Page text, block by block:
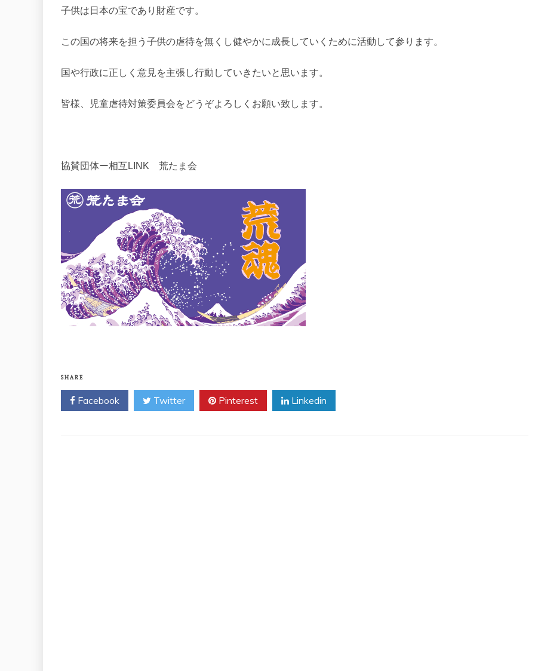
子供は日本の宝であり財産です。
この国の将来を担う子供の虐待を無くし健やかに成長していくために活動して参ります。
国や行政に正しく意見を主張し行動していきたいと思います。
皆様、児童虐待対策委員会をどうぞよろしくお願い致します。
協賛団体ー相互LINK 荒たま会
SHARE
Facebook Twitter Pinterest Linkedin